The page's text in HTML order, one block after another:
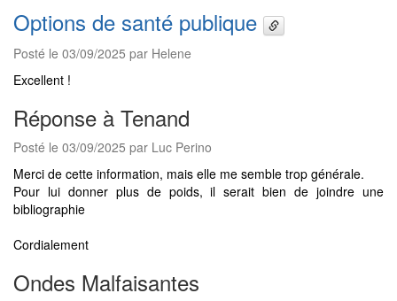
Options de santé publique
Posté le 03/09/2025 par Helene
Excellent !
Réponse à Tenand
Posté le 03/09/2025 par Luc Perino
Merci de cette information, mais elle me semble trop générale.
Pour lui donner plus de poids, il serait bien de joindre une
bibliographie
Cordialement
Ondes Malfaisantes